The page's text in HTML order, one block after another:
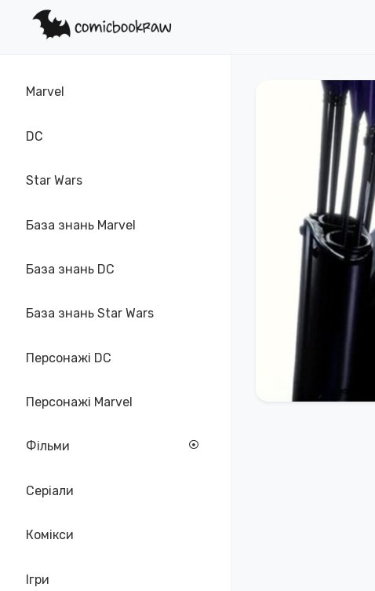
Marvel
DC
Star Wars
База знань Marvel
База знань DC
База знань Star Wars
Персонажі DC
Персонажі Marvel
Фільми
Серіали
Комікси
Ігри